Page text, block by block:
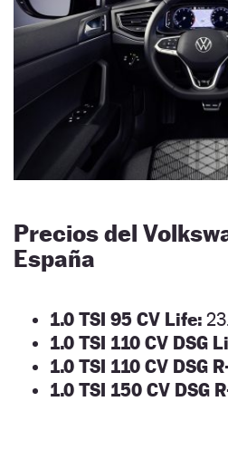
Precios del
España
1.0 TSI 95 CV Life:
1.0 TSI 110 CV DSG
1.0 TSI 110 CV DSG
1.0 TSI 150 CV DSG